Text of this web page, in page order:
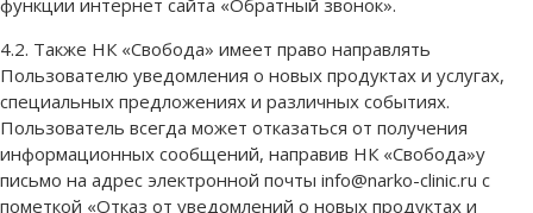
4.2. Также НК «Свобода» имеет право направлять
Пользователю уведомления о новых продуктах и услугах,
специальных предложениях и различных событиях.
Пользователь всегда может отказаться от получения
информационных сообщений, направив НК «Свобода»у
письмо на адрес электронной почты info@narko-clinic.ru с
пометкой «Отказ от уведомлений о новых продуктах и